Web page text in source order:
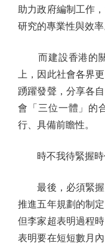
助力政府編制工作
研究的專業性與效率
而建設香港的關
上，因此社會各界
踴躍發聲，分享各
會「三位一體」的
行、具備前瞻性。
時不我待緊握時
最後，必須緊握
推進五年規劃的制
但李家超表明過程
表明要在短短數月